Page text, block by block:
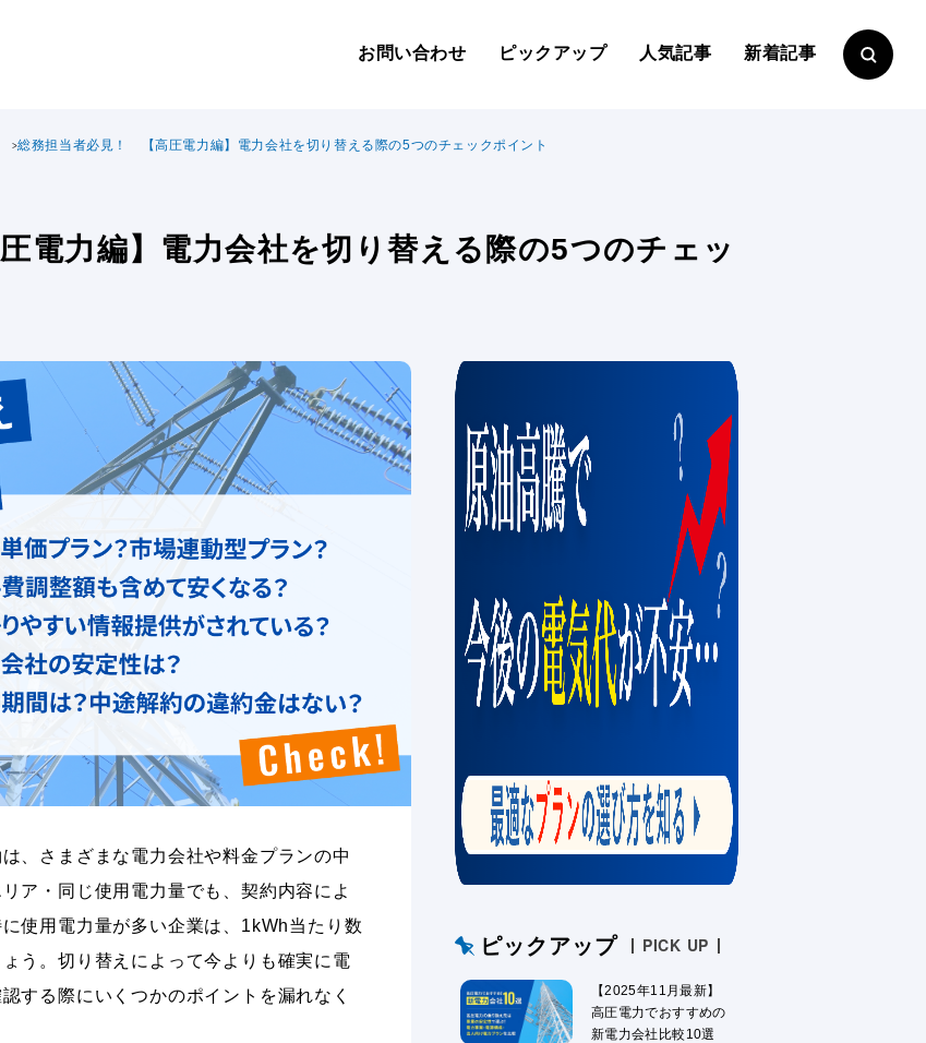
お問い合わせ ピックアップ 人気記事 新着記事
総務担当者必見！ 【高圧電力編】電力会社を切り替える際の5つのチェックポイント
電力編】電力会社を切り替える際の5つのチェッ
、さまざまな電力会社や料金プランの中
ア・同じ使用電力量でも、契約内容によ
使用電力量が多い企業は、1kWh当たり数
う。切り替えによって今よりも確実に電
する際にいくつかのポイントを漏れなく
ピックアップ PICK UP
【2025年11月最新】
高圧電力でおすすめの
新電力会社比較10選